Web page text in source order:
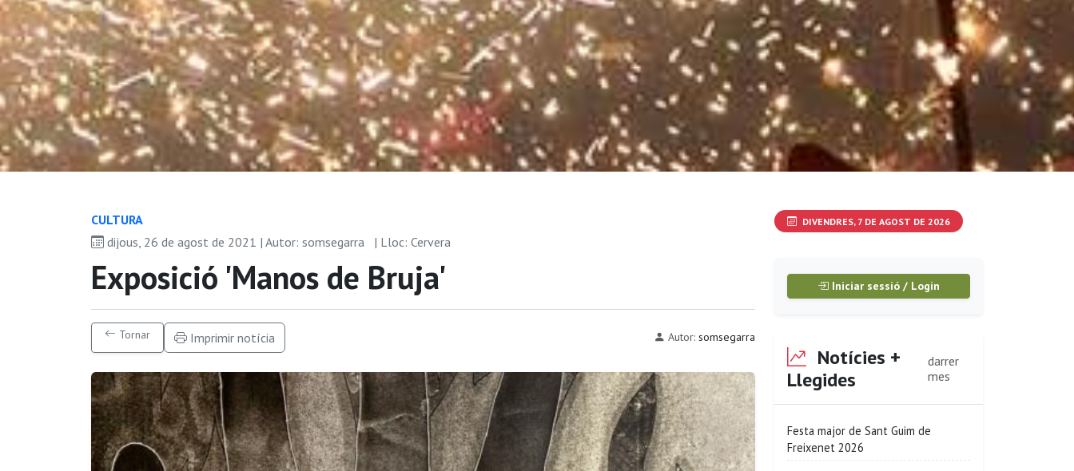
CULTURA
dijous, 26 de agost de 2021 | Autor: somsegarra
| Lloc: Cervera
Exposició 'Manos de Bruja'
Tornar Imprimir notícia Autor: somsegarra
DIVENDRES, 7 DE AGOST DE 2026
Iniciar sessió / Login
Notícies +
Llegides
darrer
mes
Festa major de Sant Guim de
Freixenet 2026